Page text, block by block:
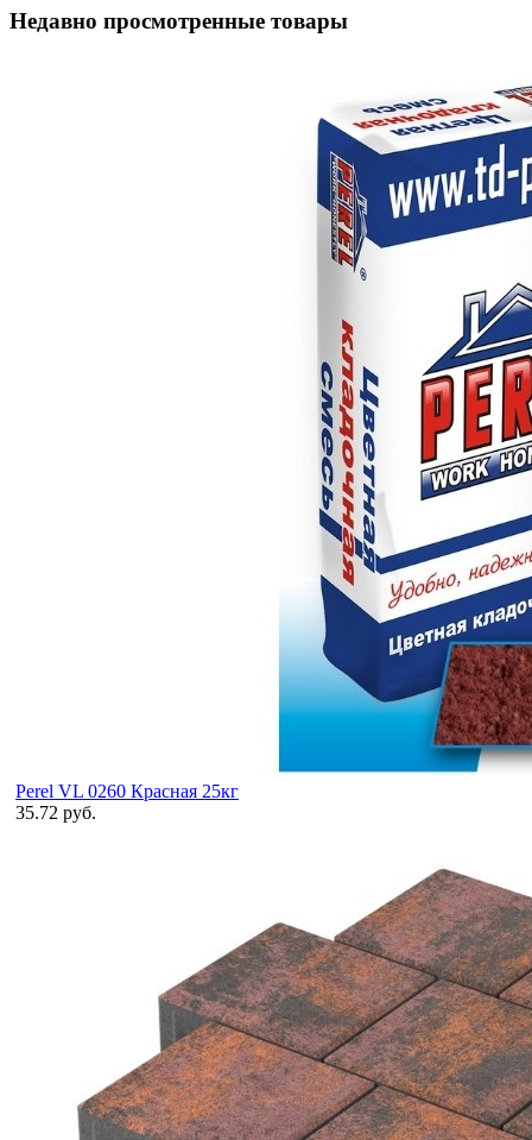
Недавно просмотренные товары
Perel VL 0260 Красная 25кг
35.72 руб.